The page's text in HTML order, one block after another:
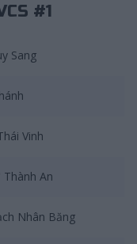
#1
Sang
Vinh
Thành An
Nhân Băng